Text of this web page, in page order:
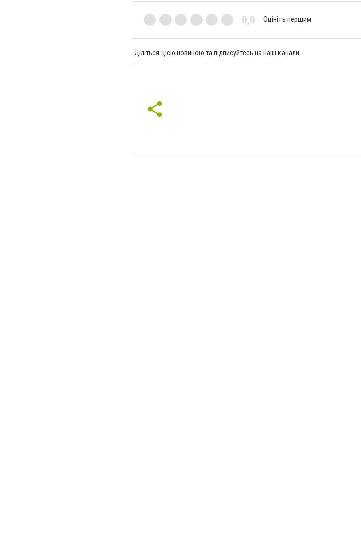
0,0 Оцініть першим
Діліться цією новиною та підписуйтесь на наші канали